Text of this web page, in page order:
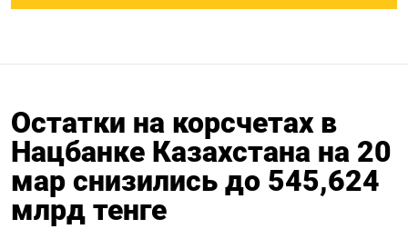
Остатки на корсчетах в
Нацбанке Казахстана на 20
мар снизились до 545,624
млрд тенге